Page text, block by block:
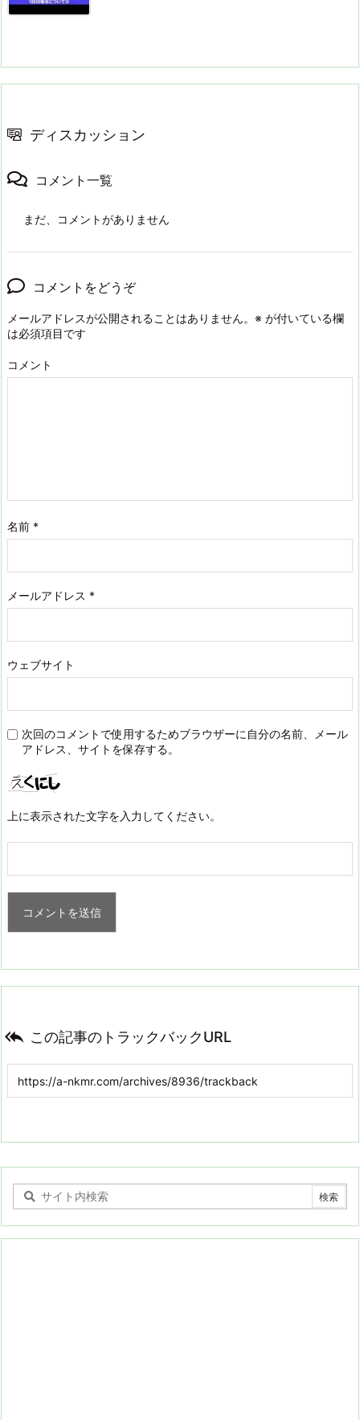
ディスカッション
コメント一覧
まだ、コメントがありません
コメントをどうぞ
メールアドレスが公開されることはありません。 ※ が付いている欄
は必須項目です
コメント
名前 *
メールアドレス *
ウェブサイト
次回のコメントで使用するためブラウザーに自分の名前、メール
アドレス、サイトを保存する。
上に表示された文字を入力してください。
 この記事のトラックバックURL